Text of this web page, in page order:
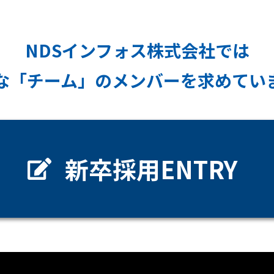
NDSインフォス株式会社では
「チーム」のメンバーを求めてい
新卒採用ENTRY